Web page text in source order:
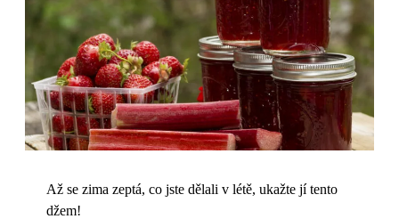
Až se zima zeptá, co jste dělali v létě, ukažte jí tento
džem!